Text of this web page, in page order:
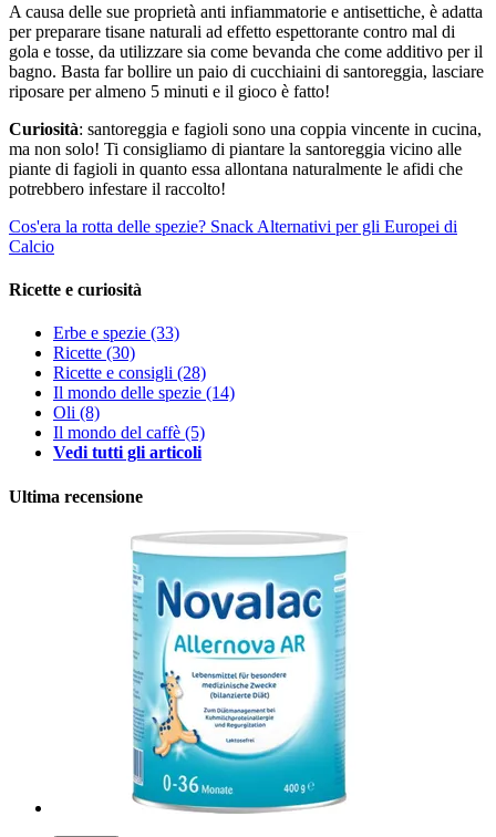
A causa delle sue proprietà anti infiammatorie e antisettiche, è adatta
per preparare tisane naturali ad effetto espettorante contro mal di
gola e tosse, da utilizzare sia come bevanda che come additivo per il
bagno. Basta far bollire un paio di cucchiaini di santoreggia, lasciare
riposare per almeno 5 minuti e il gioco è fatto!
Curiosità: santoreggia e fagioli sono una coppia vincente in cucina,
ma non solo! Ti consigliamo di piantare la santoreggia vicino alle
piante di fagioli in quanto essa allontana naturalmente le afidi che
potrebbero infestare il raccolto!
Cos'era la rotta delle spezie? Snack Alternativi per gli Europei di
Calcio
Ricette e curiosità
Erbe e spezie (33)
Ricette (30)
Ricette e consigli (28)
Il mondo delle spezie (14)
Oli (8)
Il mondo del caffè (5)
Vedi tutti gli articoli
Ultima recensione